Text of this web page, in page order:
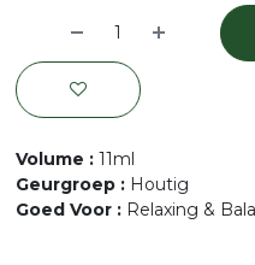
Volume : 11ml
Geurgroep : Houtig
Goed Voor : Relaxing &